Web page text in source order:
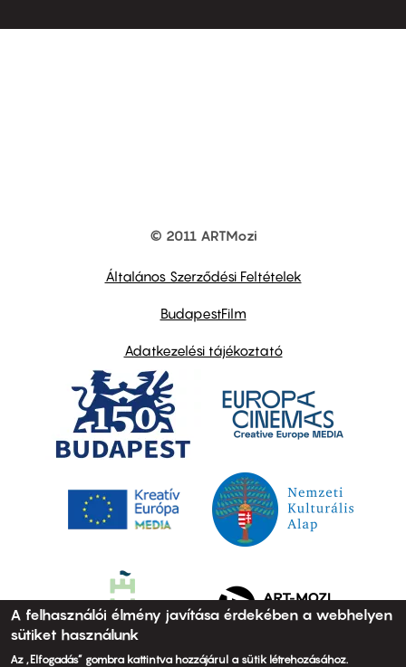
© 2011 ARTMozi
Általános Szerződési Feltételek
BudapestFilm
Adatkezelési tájékoztató
A felhasználói élmény javítása érdekében a webhelyen
sütiket használunk
Az „Elfogadás” gombra kattintva hozzájárul a sütik létrehozásához.